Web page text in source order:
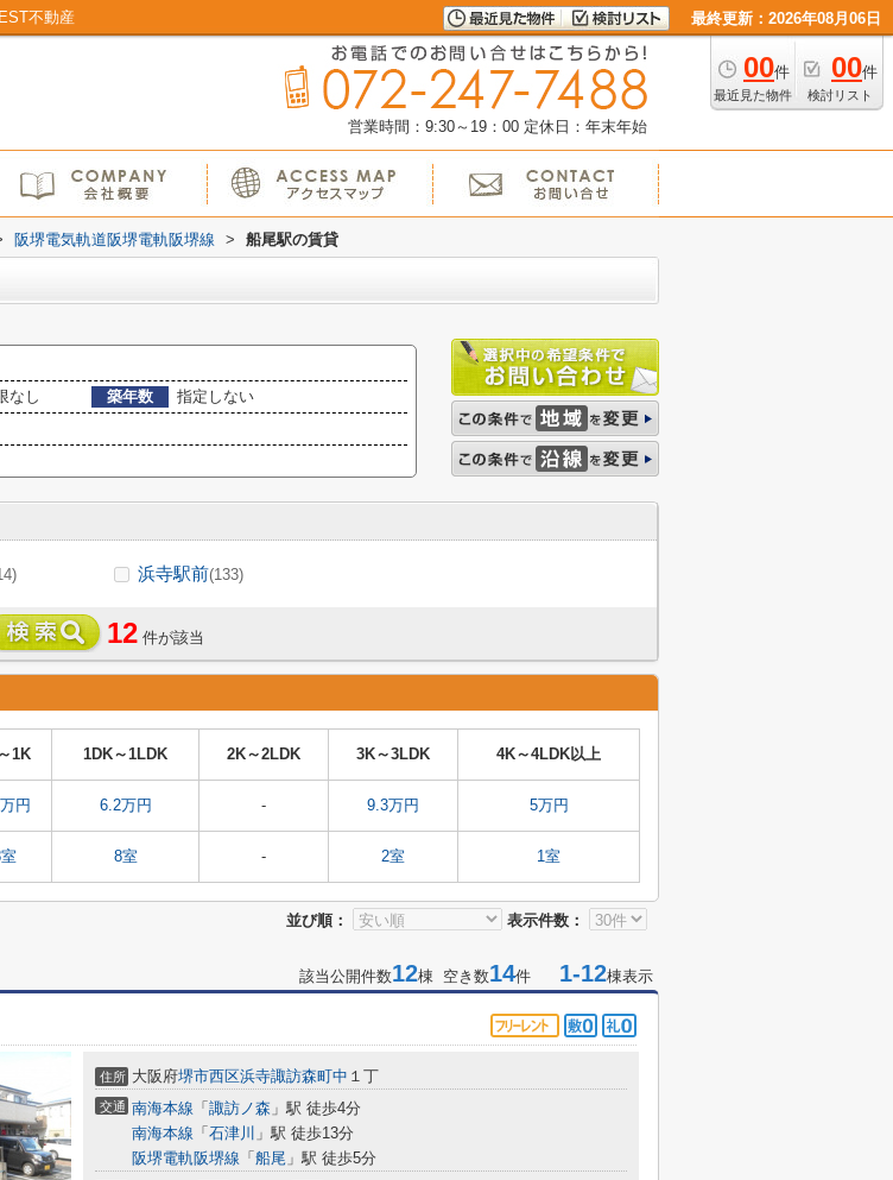
不動産 最終更新：2026年08月06日
00件
最近見た物件
00件
検討リスト
営業時間：9:30～19：00 定休日：年末年始
阪堺電気軌道阪堺電軌阪堺線 > 船尾駅の賃貸
なし 築年数
指定しない
浜寺駅前(133)
12 件が該当
1K 1DK～1LDK 2K～2LDK 3K～3LDK 4K～4LDK以上
円 6.2万円 - 9.3万円 5万円
8室 - 2室 1室
並び順： 表示件数：
該当公開件数12棟 空き数14件 1-12棟表示
住所 大阪府堺市西区浜寺諏訪森町中 １丁
交通 南海本線 「 諏訪ノ森 」駅 徒歩4分
南海本線 「 石津川 」駅 徒歩13分
阪堺電軌阪堺線 「 船尾 」駅 徒歩5分